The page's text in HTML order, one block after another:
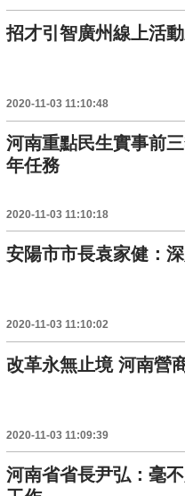
招才引智廣州線上活
2020-11-03 11:10:48
河南重點民生實事前
年任務
2020-11-03 11:10:18
安陽市市長袁家健：
2020-11-03 11:10:02
改革永無止境 河南營
2020-11-03 11:09:39
河南省省長尹弘：毫